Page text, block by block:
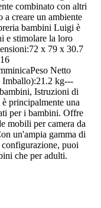
combinato con altri
creare un ambiente
bambini Luigi è
e stimolare la loro
x 79 x 30.7
Netto
Imballo):21.2 kg---
Istruzioni di
principalmente una
per i bambini. Offre
mobili per camera da
un'ampia gamma di
puoi
che per adulti.